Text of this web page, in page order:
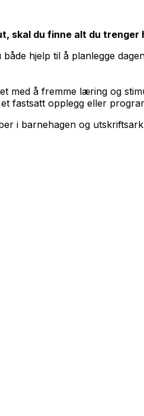
skal du finne alt du trenger
hjelp til å planlegge
med å fremme læring og
fastsatt opplegg eller
i barnehagen og